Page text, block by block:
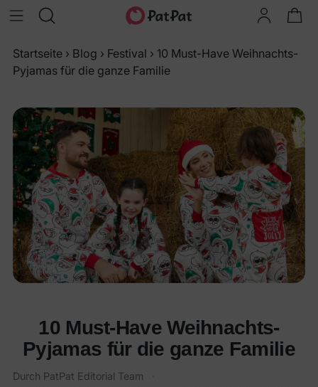
Startseite › Blog › Festival › 10 Must-Have Weihnachts-
Pyjamas für die ganze Familie
10 Must-Have Weihnachts-
Pyjamas für die ganze Familie
Durch PatPat Editorial Team